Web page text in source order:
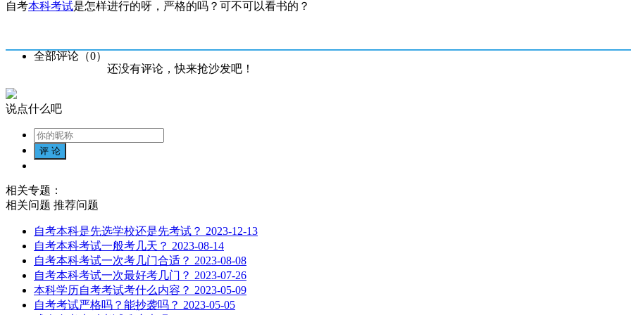
自考本科考试是怎样进行的呀，严格的吗？可不可以看书的？
全部评论（0）
还没有评论，快来抢沙发吧！
说点什么吧
相关专题：
相关问题 推荐问题
自考本科是先选学校还是先考试？ 2023-12-13
自考本科考试一般考几天？ 2023-08-14
自考本科考试一次考几门合适？ 2023-08-08
自考本科考试一次最好考几门？ 2023-07-26
本科学历自考考试考什么内容？ 2023-05-09
自考考试严格吗？能抄袭吗？ 2023-05-05